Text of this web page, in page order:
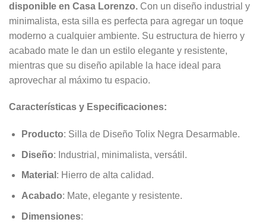
disponible en Casa Lorenzo. Con un diseño industrial y
minimalista, esta silla es perfecta para agregar un toque
moderno a cualquier ambiente. Su estructura de hierro y
acabado mate le dan un estilo elegante y resistente,
mientras que su diseño apilable la hace ideal para
aprovechar al máximo tu espacio.
Características y Especificaciones:
Producto: Silla de Diseño Tolix Negra Desarmable.
Diseño: Industrial, minimalista, versátil.
Material : Hierro de alta calidad.
Acabado: Mate, elegante y resistente.
Dimensiones: